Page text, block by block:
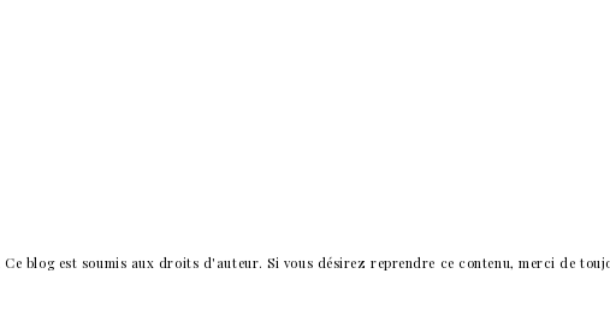
Ce blog est soumis aux droits d'auteur. Si vous désirez reprendre ce contenu, merci de